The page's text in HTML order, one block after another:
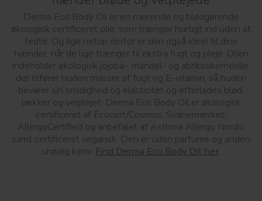
Derma Eco Body Oil er en nærende og blødgørende
økologisk certificeret olie, som trænger hurtigt ind uden at
fedte. Og lige netop derfor er den også ideel til dine
hænder, når de lige trænger til ekstra fugt og pleje. Olien
indeholder økologisk jojoba-, mandel- og abrikoskerneolie,
der tilfører huden masser af fugt og E-vitamin, så huden
bevarer sin smidighed og elasticitet og efterlades blød,
lækker og velplejet. Derma Eco Body Oil er økologisk
certificeret af Ecocert/Cosmos, Svanemærket,
AllergyCertified og anbefalet af Asthma Allergy Nordic
samt certificeret vegansk. Den er uden parfume og anden
unødig kemi. Find Derma Eco Body Oil her